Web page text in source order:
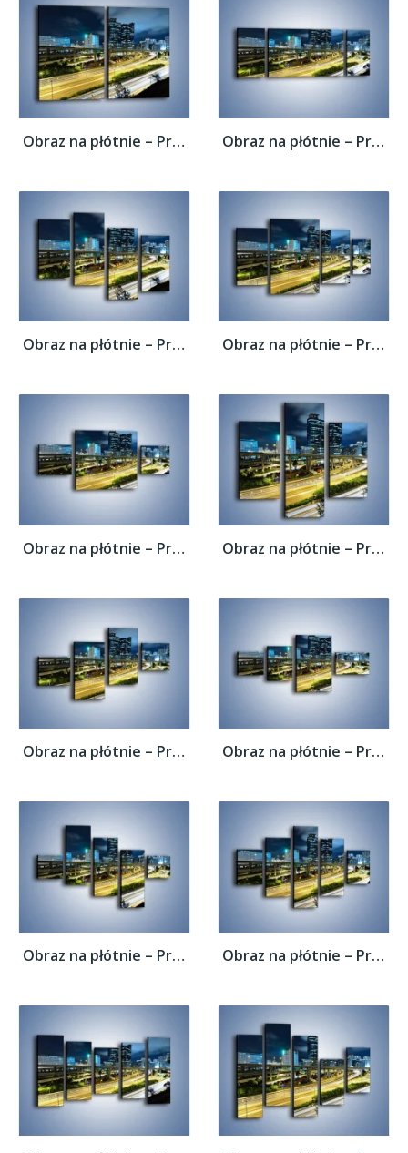
Obraz na płótnie – Przedmieście miasta... Obraz na płótnie – Przedmieście miasta...
Obraz na płótnie – Przedmieście miasta... Obraz na płótnie – Przedmieście miasta...
Obraz na płótnie – Przedmieście miasta... Obraz na płótnie – Przedmieście miasta...
Obraz na płótnie – Przedmieście miasta... Obraz na płótnie – Przedmieście miasta...
Obraz na płótnie – Przedmieście miasta... Obraz na płótnie – Przedmieście miasta...